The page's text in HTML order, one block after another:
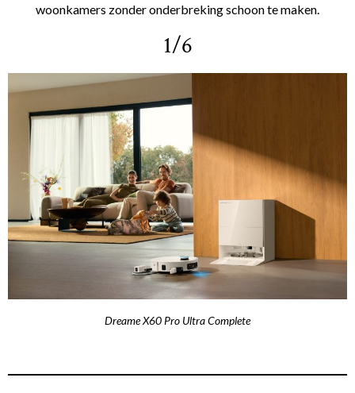
woonkamers zonder onderbreking schoon te maken.
1/6
Dreame X60 Pro Ultra Complete